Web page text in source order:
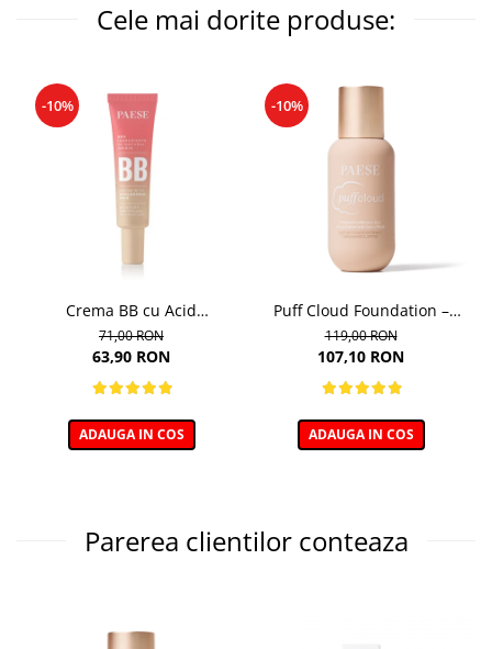
Cele mai dorite produse:
-10%
Crema BB cu Acid
Hialuronic, nuanta 03W
NATURAL 30ml
71,00 RON
63,90 RON
ADAUGA IN COS
-10%
Puff Cloud Foundation –
Fond de ten cu efect natural
119,00 RON
107,10 RON
ADAUGA IN COS
Parerea clientilor conteaza